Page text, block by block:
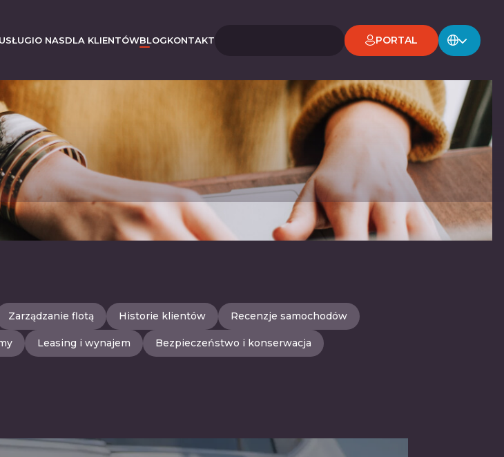
O NASDLA KLIENTÓWBLOGKONTAKT PORTAL
Zarządzanie flotą Historie klientów Recenzje samochodów
Leasing i wynajem Bezpieczeństwo i konserwacja